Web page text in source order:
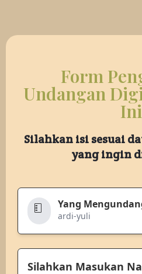
Form
Undangan
Ini
Silahkan isi sesuai
yang ingin
Yang
ardi-yuli
Silahkan Masukan